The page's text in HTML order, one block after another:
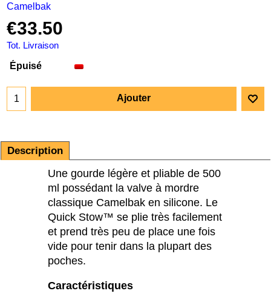
Camelbak
€33.50
Tot. Livraison
Épuisé
Ajouter
Description
Une gourde légère et pliable de 500
ml possédant la valve à mordre
classique Camelbak en silicone. Le
Quick Stow™ se plie très facilement
et prend très peu de place une fois
vide pour tenir dans la plupart des
poches.
Caractéristiques